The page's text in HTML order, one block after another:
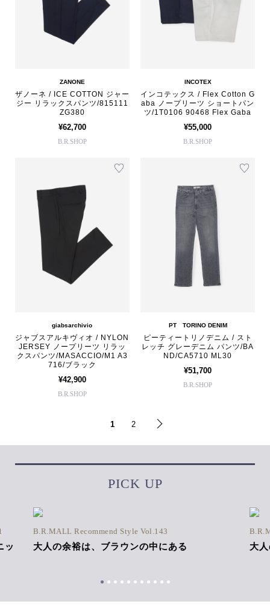
ZANONE
ザノーネ / ICE COTTON ジャー
ジー リラックスパンツ/815111
ZG380
¥62,700
B.R.SHOP
INCOTEX
インコテックス / Flex Cotton G
aba ノープリーツ ショートパン
ツ/1T0106 90468 Flex Gaba
¥55,000
B.R.SHOP
giabsarchivio
ジャブスアルキヴィオ / NYLON
JERSEY ノープリーツ リラッ
クスパンツ/MASACCIO/M1 A3
716/ブラック
¥42,900
B.R.SHOP
PT TORINO DENIM
ピーティートリノデニム / スト
レッチ グレーデニム パンツ/BA
ND/CA5710 ML30
¥51,700
B.R.SHOP
1 2
PICK UP
ッ
B.R.MALL Recommend Style Vol.143
大人の余裕は、ブラウンの中にある 大